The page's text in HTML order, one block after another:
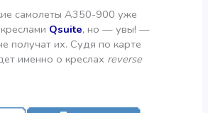
самолеты A350-900 уже
Qsuite, но — увы! —
получат их. Судя по карте
именно о креслах reverse